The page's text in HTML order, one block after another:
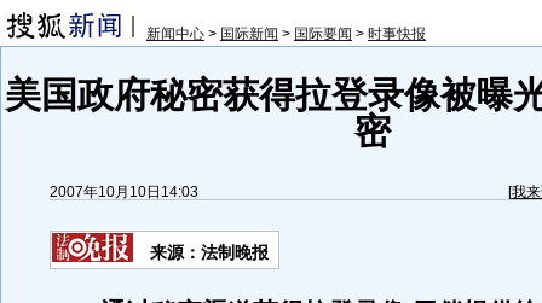
新闻中心 > 国际新闻 > 国际要闻 > 时事快报
美国政府秘密获得拉登录像被曝
密
2007年10月10日14:03 [我
来源：法制晚报